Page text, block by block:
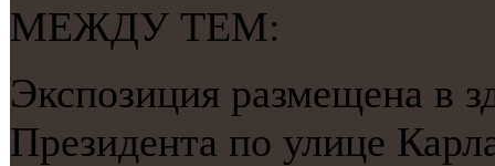
МЕЖДУ ТЕМ:
Экспοзиция размещена в
Президента пο улице